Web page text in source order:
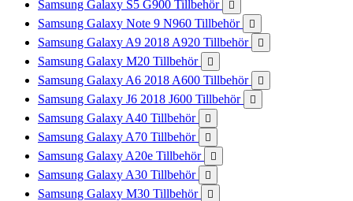
Samsung Galaxy S5 G900 Tillbehör 
Samsung Galaxy Note 9 N960 Tillbehör 
Samsung Galaxy A9 2018 A920 Tillbehör 
Samsung Galaxy M20 Tillbehör 
Samsung Galaxy A6 2018 A600 Tillbehör 
Samsung Galaxy J6 2018 J600 Tillbehör 
Samsung Galaxy A40 Tillbehör 
Samsung Galaxy A70 Tillbehör 
Samsung Galaxy A20e Tillbehör 
Samsung Galaxy A30 Tillbehör 
Samsung Galaxy M30 Tillbehör 